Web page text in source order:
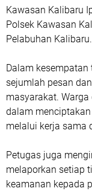
Kawasan Kalibaru
Polsek Kawasan
Pelabuhan Kalibaru.
Dalam
sejumlah pesan
masyarakat.
dalam
melalui kerja sama
Petugas juga
melaporkan setiap
keamanan kepada